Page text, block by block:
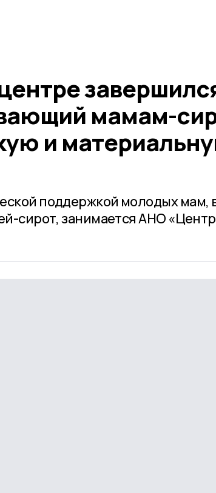
мамам-
и
поддержкой молодых мам,
сирот, занимается АНО